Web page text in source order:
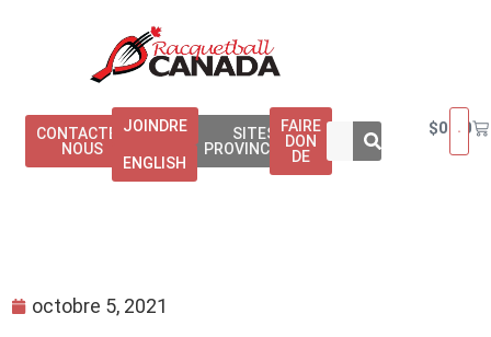
CONTACTEZ
NOUS
JOINDRE
ENGLISH
SITES
PROVINCIAUX
FAIRE
DON
DE
$0.00
octobre 5, 2021